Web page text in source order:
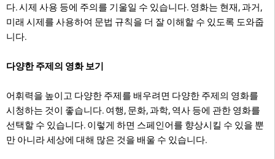
다. 시제 사용 등에 주의를 기울일 수 있습니다. 영화는 현재, 과거,
미래 시제를 사용하여 문법 규칙을 더 잘 이해할 수 있도록 도와줍
니다.
다양한 주제의 영화 보기
어휘력을 높이고 다양한 주제를 배우려면 다양한 주제의 영화를
시청하는 것이 좋습니다. 여행, 문화, 과학, 역사 등에 관한 영화를
선택할 수 있습니다. 이렇게 하면 스페인어를 향상시킬 수 있을 뿐
만 아니라 세상에 대해 많은 것을 배울 수 있습니다.